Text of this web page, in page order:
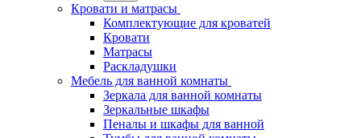
Кровати и матрасы
Комплектующие для кроватей
Кровати
Матрасы
Раскладушки
Мебель для ванной комнаты
Зеркала для ванной комнаты
Зеркальные шкафы
Пеналы и шкафы для ванной